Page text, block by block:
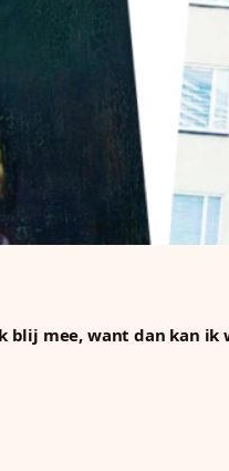
mee, want dan kan ik